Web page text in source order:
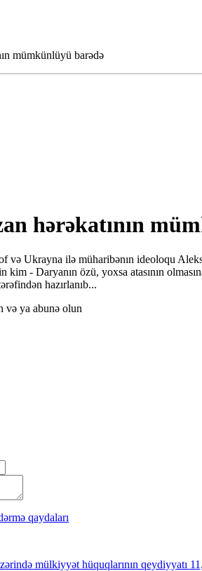
mümkünlüyü barədə
hərəkatının
və Ukrayna ilə müharibənın ideoloqu
kim - Daryanın özü, yoxsa atasının
hazırlanıb...
və ya abunə olun
qaydaları